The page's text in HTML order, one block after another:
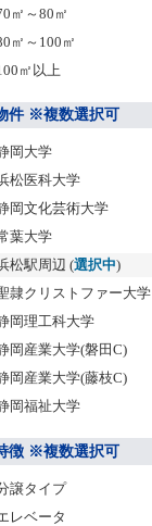
㎡～80㎡
㎡～100㎡
㎡以上
件 ※複数選択可
岡大学
松医科大学
岡文化芸術大学
葉大学
松駅周辺 (選択中)
隷クリストファー大学
岡理工科大学
岡産業大学(磐田C)
岡産業大学(藤枝C)
岡福祉大学
徴 ※複数選択可
譲タイプ
レベータ